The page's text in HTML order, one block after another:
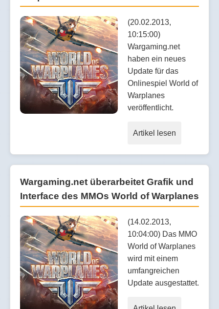
(20.02.2013,
10:15:00)
Wargaming.net
haben ein neues
Update für das
Onlinespiel World of
Warplanes
veröffentlicht.
Artikel lesen
Wargaming.net überarbeitet Grafik und
Interface des MMOs World of Warplanes
(14.02.2013,
10:04:00) Das MMO
World of Warplanes
wird mit einem
umfangreichen
Update ausgestattet.